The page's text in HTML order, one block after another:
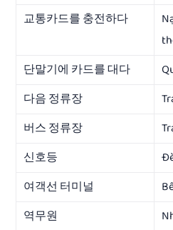
교통카드를 충전하다
단말기에 카드를 대다
다음 정류장
버스 정류장
신호등
여객선 터미널
역무원